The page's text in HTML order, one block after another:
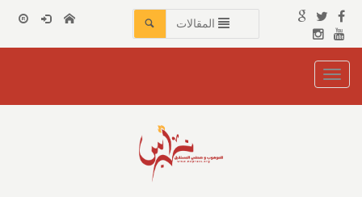
المقالات
Toggle
navigation